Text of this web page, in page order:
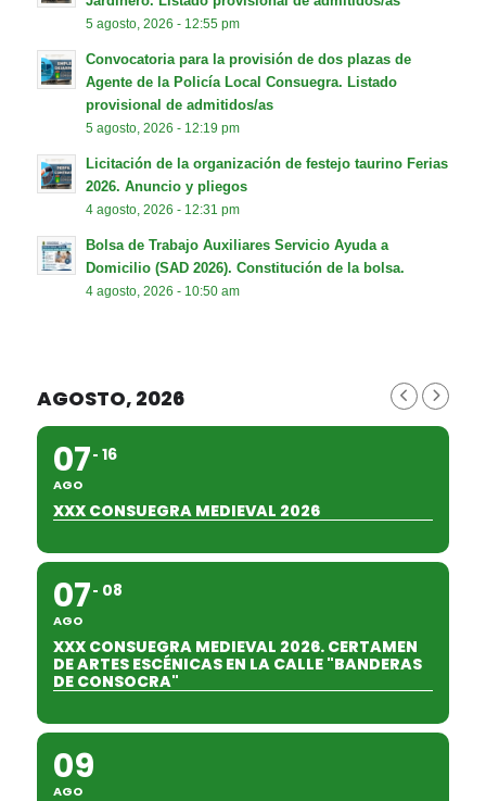
5 agosto, 2026 - 12:55 pm
Convocatoria para la provisión de dos plazas de
Agente de la Policía Local Consuegra. Listado
provisional de admitidos/as
5 agosto, 2026 - 12:19 pm
Licitación de la organización de festejo taurino Ferias
2026. Anuncio y pliegos
4 agosto, 2026 - 12:31 pm
Bolsa de Trabajo Auxiliares Servicio Ayuda a
Domicilio (SAD 2026). Constitución de la bolsa.
4 agosto, 2026 - 10:50 am
AGOSTO, 2026
07
AGO
16
XXX CONSUEGRA MEDIEVAL 2026
07
AGO
08
XXX CONSUEGRA MEDIEVAL 2026. CERTAMEN
DE ARTES ESCÉNICAS EN LA CALLE "BANDERAS
DE CONSOCRA"
09
AGO